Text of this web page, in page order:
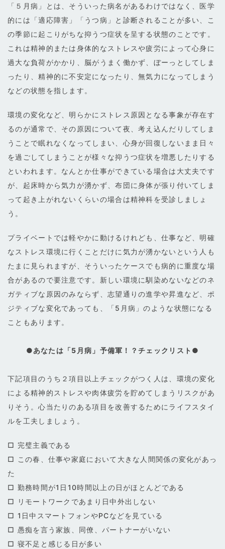
「５月病」とは、そういった病名があるわけではなく、医学
的には「適応障害」「うつ病」と診断されることが多い、こ
の季節に起こりがちな抑うつ症状を呈する状態のことです。
これは精神的または身体的なストレスや疲労によって心身に
過大な負荷がかかり、脳がうまく働かず、ぼーっとしてしま
ったり、精神的に不安定になったり、無気力になってしまう
などの状態を指します。
環境の変化など、明らかにストレス原因となる事象が存在す
るのが通常で、その原因について夜、考え込んだりしてしま
うことで眠れなくなってしまい、心身が回復しないまま日々
を過ごしてしまうことが様々な抑うつ症状を増悪したりする
といわれます。なんとか仕事ができている場合は大丈夫です
が、起床時から気力が湧かず、布団に身体が張り付いてしま
って起き上がれないくらいの場合は精神科を受診しましょ
う。
プライベートでは軽やかに動けるけれども、仕事など、明確
なストレス環境に行くことだけに気力が湧かないという人も
たまに見られますが、そういったケースでも病的に重度な場
合があるので要注意です。新しい環境に馴染めないなどのネ
ガティブな原因のみならず、志望通りの進学や昇進など、ポ
ジティブな変化であっても、「5月病」のような状態になる
こともあります。
●あなたは「5月病」予備軍！？チェックリスト●
下記項目のうち２項目以上チェックがつく人は、環境の変化
による精神的ストレスや肉体疲労を貯めてしまうリスクがあ
りそう。心当たりのある項目を改善するためにライフスタイ
ルを工夫しましょう。
□ 完璧主義である
□ この春、仕事や家庭において大きな人間関係の変化があっ
た
□ 勤務時間が1日10時間以上の日がほとんどである
□ リモートワークであまり日中外出しない
□ 1日中スマートフォンやPCなどを見ている
□ 愚痴を言う家族、同僚、パートナーがいない
□ 寝不足と感じる日が多い